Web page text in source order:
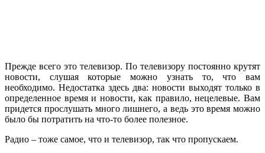
Прежде всего это телевизор. По телевизору постоянно крутят
новости, слушая которые можно узнать то, что вам
необходимо. Недостатка здесь два: новости выходят только в
определенное время и новости, как правило, нецелевые. Вам
придется прослушать много лишнего, а ведь это время можно
было бы потратить на что-то более полезное.
Радио – тоже самое, что и телевизор, так что пропускаем.